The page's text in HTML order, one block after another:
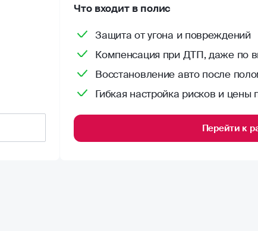
Что входит в полис
Защита от угона и повреждений
Компенсация при ДТП, даже по
Восстановление авто после
Гибкая настройка рисков и
Перейти к